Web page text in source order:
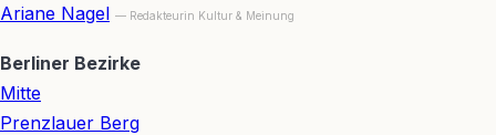
Ariane Nagel — Redakteurin Kultur & Meinung
Berliner Bezirke
Mitte
Prenzlauer Berg